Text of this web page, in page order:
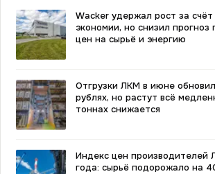
Wacker удержал рост за
экономии, но снизил прогноз
цен на сырьё и энергию
Отгрузки ЛКМ в июне
рублях, но растут всё
тоннах снижается
Индекс цен производителей
года: сырьё подорожало на